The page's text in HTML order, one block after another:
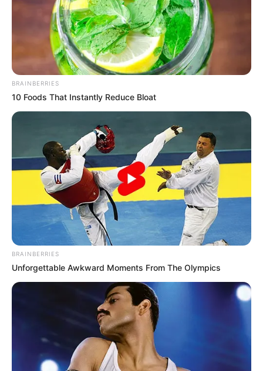
BRAINBERRIES
10 Foods That Instantly Reduce Bloat
BRAINBERRIES
Unforgettable Awkward Moments From The Olympics